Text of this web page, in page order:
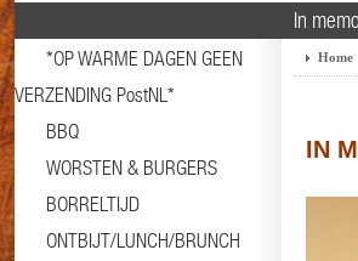
*OP WARME DAGEN GEEN
VERZENDING PostNL*
BBQ
WORSTEN & BURGERS
BORRELTIJD
ONTBIJT/LUNCH/BRUNCH
In
Home
IN